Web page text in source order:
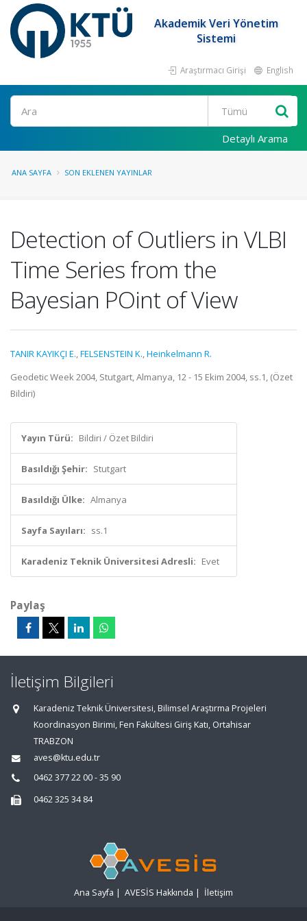
Akademik Veri Yönetim
Sistemi
Araştırmacı Girişi English
Ara
Detaylı Arama
ANA SAYFA SON EKLENEN YAYINLAR
Detection of Outliers in VLBI
Time Series from the
Bayesian POint of View
TANIR KAYIKÇI E.,FELSENSTEIN K.,Heinkelmann R.
Geodetic Week 2004, Stutgart, Almanya, 12 - 15 Ekim 2004, ss.1, (Özet
Bildiri)
Yayın Türü: Bildiri / Özet Bildiri
Basıldığı Şehir: Stutgart
Basıldığı Ülke: Almanya
Sayfa Sayıları: ss.1
Karadeniz Teknik Üniversitesi Adresli: Evet
Paylaş
İletişim Bilgileri
Karadeniz Teknik Üniversitesi, Bilimsel Araştırma Projeleri
Koordinasyon Birimi, Fen Fakültesi Giriş Katı, Ortahisar
TRABZON
aves@ktu.edu.tr
0462 377 22 00 - 35 90
0462 325 34 84
Ana Sayfa | AVESİS Hakkında | İletişim